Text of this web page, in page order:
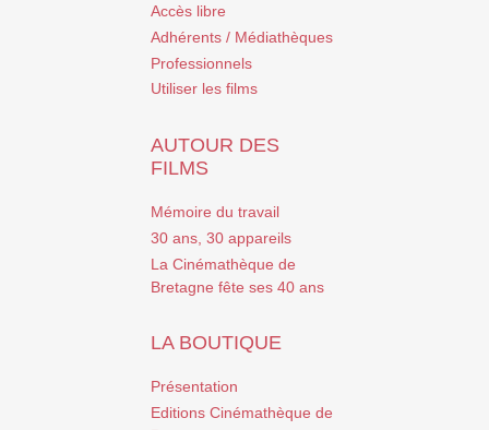
Accès libre
Adhérents / Médiathèques
Professionnels
Utiliser les films
AUTOUR DES
FILMS
Mémoire du travail
30 ans, 30 appareils
La Cinémathèque de
Bretagne fête ses 40 ans
LA BOUTIQUE
Présentation
Editions Cinémathèque de